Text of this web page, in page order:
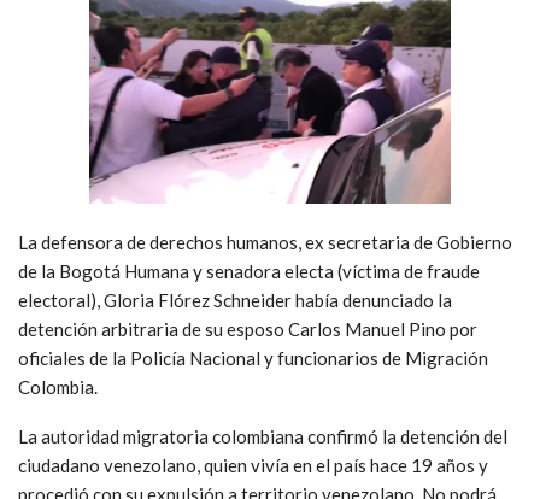
La defensora de derechos humanos, ex secretaria de Gobierno
de la Bogotá Humana y senadora electa (víctima de fraude
electoral), Gloria Flórez Schneider había denunciado la
detención arbitraria de su esposo Carlos Manuel Pino por
oficiales de la Policía Nacional y funcionarios de Migración
Colombia.
La autoridad migratoria colombiana confirmó la detención del
ciudadano venezolano, quien vivía en el país hace 19 años y
procedió con su expulsión a territorio venezolano. No podrá